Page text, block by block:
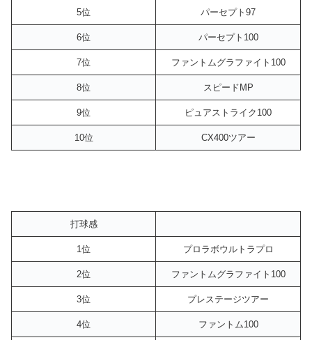
5位 パーセプト97
6位 パーセプト100
7位 ファントムグラファイト100
8位 スピードMP
9位 ピュアストライク100
10位 CX400ツアー
打球感
1位 プロラボウルトラプロ
2位 ファントムグラファイト100
3位 プレステージツアー
4位 ファントム100